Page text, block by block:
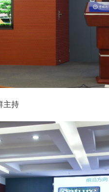
主持